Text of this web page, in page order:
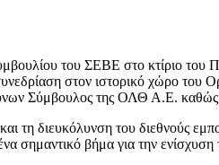
του ΣΕΒΕ στο κτίριο
στον ιστορικό χώρο
Σύμβουλος της ΟΛΘ Α.Ε.
διευκόλυνση του διεθνούς
σημαντικό βήμα για την